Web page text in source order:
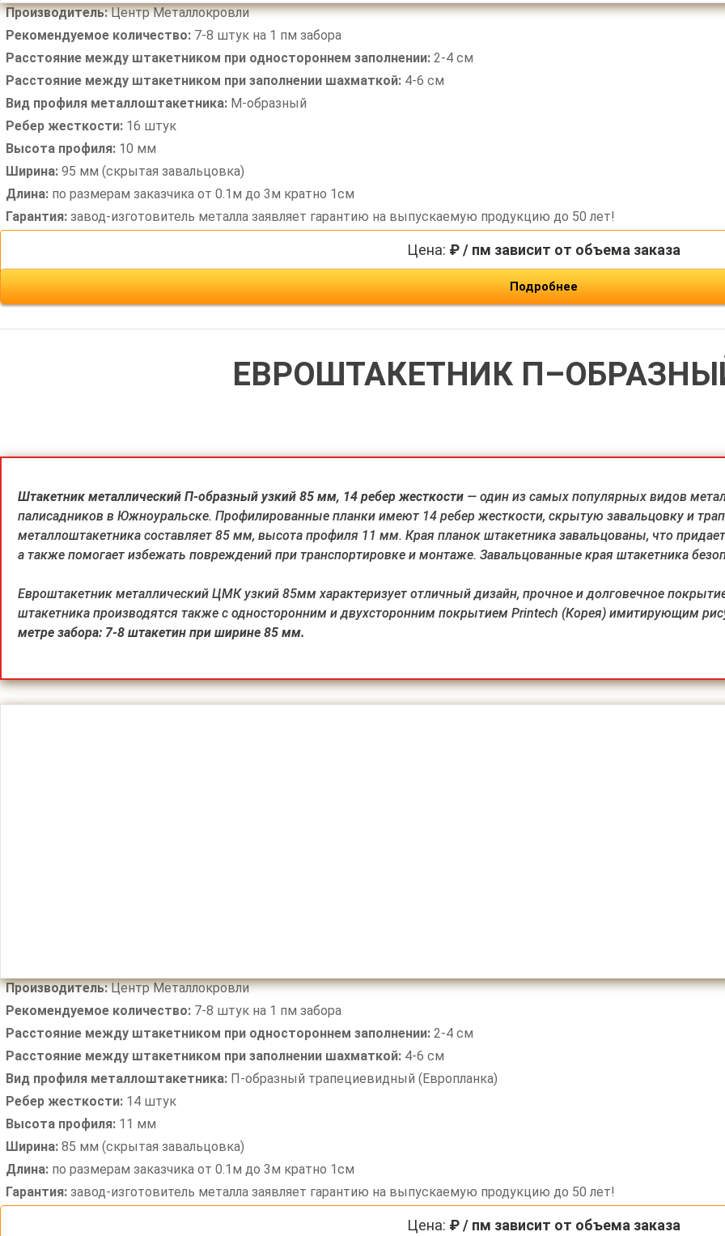
Производитель: Центр Металлокровли
Рекомендуемое количество: 7-8 штук на 1 пм забора
Расстояние между штакетником при одностороннем заполнении: 2-4 см
Расстояние между штакетником при заполнении шахматкой: 4-6 см
Вид профиля металлоштакетника: М-образный
Ребер жесткости: 16 штук
Высота профиля: 10 мм
Ширина: 95 мм (скрытая завальцовка)
Длина: по размерам заказчика от 0.1м до 3м кратно 1см
Гарантия: завод-изготовитель металла заявляет гарантию на выпускаемую продукцию до 50 лет!
Цена: ₽ / пм зависит от объема заказа
Подробнее
ЕВРОШТАКЕТНИК
Штакетник металлический П-образный узкий 85 мм, 14 ребер жесткости — один из самых популярных видов
палисадников в Южноуральске. Профилированные планки имеют 14 ребер жесткости, скрытую завальцовку и
металлоштакетника составляет 85 мм, высота профиля 11 мм. Края планок штакетника завальцованы, что
а также помогает избежать повреждений при транспортировке и монтаже. Завальцованные края штакетника
Евроштакетник металлический ЦМК узкий 85мм характеризует отличный дизайн, прочное и долговечное
штакетника производятся также с односторонним и двухсторонним покрытием Printech (Корея) имитирующим
метре забора: 7-8 штакетин при ширине 85 мм.
Производитель: Центр Металлокровли
Рекомендуемое количество: 7-8 штук на 1 пм забора
Расстояние между штакетником при одностороннем заполнении: 2-4 см
Расстояние между штакетником при заполнении шахматкой: 4-6 см
Вид профиля металлоштакетника: П-образный трапециевидный (Европланка)
Ребер жесткости: 14 штук
Высота профиля: 11 мм
Ширина: 85 мм (скрытая завальцовка)
Длина: по размерам заказчика от 0.1м до 3м кратно 1см
Гарантия: завод-изготовитель металла заявляет гарантию на выпускаемую продукцию до 50 лет!
Цена: ₽ / пм зависит от объема заказа